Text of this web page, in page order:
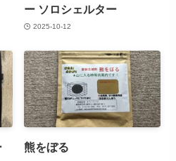
ー ソロシェルター
2025-10-12
熊をぼる